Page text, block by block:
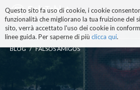
Questo sito fa uso di cookie, i cookie
funzionalità che migliorano la tua fruizione del
sito, verrà accettato l'uso dei cookie in
linee guida. Per saperne di più clicca qui.
ai
contenuti.
|
alla
navigazione
BLOG / FALSOS AMIGOS